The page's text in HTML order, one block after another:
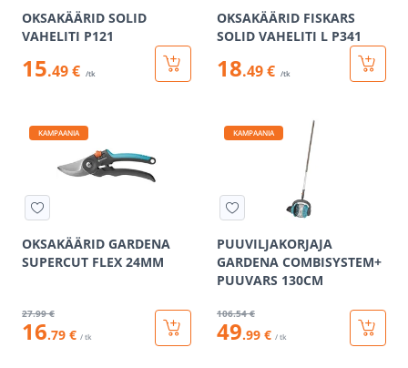
OKSAKÄÄRID SOLID
VAHELITI P121
15.49 € /tk
OKSAKÄÄRID FISKARS
SOLID VAHELITI L P341
18.49 € /tk
KAMPAANIA
OKSAKÄÄRID GARDENA
SUPERCUT FLEX 24MM
27.99 €
16.79 € / tk
KAMPAANIA
PUUVILJAKORJAJA
GARDENA COMBISYSTEM+
PUUVARS 130CM
106.54 €
49.99 € / tk